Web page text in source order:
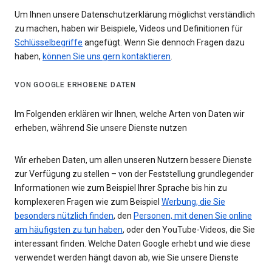
Um Ihnen unsere Datenschutzerklärung möglichst verständlich
zu machen, haben wir Beispiele, Videos und Definitionen für
Schlüsselbegriffe angefügt. Wenn Sie dennoch Fragen dazu
haben, können Sie uns gern kontaktieren.
VON GOOGLE ERHOBENE DATEN
Im Folgenden erklären wir Ihnen, welche Arten von Daten wir
erheben, während Sie unsere Dienste nutzen
Wir erheben Daten, um allen unseren Nutzern bessere Dienste
zur Verfügung zu stellen – von der Feststellung grundlegender
Informationen wie zum Beispiel Ihrer Sprache bis hin zu
komplexeren Fragen wie zum Beispiel Werbung, die Sie
besonders nützlich finden, den Personen, mit denen Sie online
am häufigsten zu tun haben, oder den YouTube-Videos, die Sie
interessant finden. Welche Daten Google erhebt und wie diese
verwendet werden hängt davon ab, wie Sie unsere Dienste